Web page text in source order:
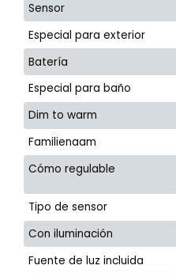
Sensor
Especial para exterior
Batería
Especial para baño
Dim to warm
Familienaam
Cómo regulable
Tipo de sensor
Con iluminación
Fuente de luz incluida